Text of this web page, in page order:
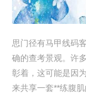
思门径有马甲线码
确的查考景观。许
彰着，这可能是因
来共享一套**练腹